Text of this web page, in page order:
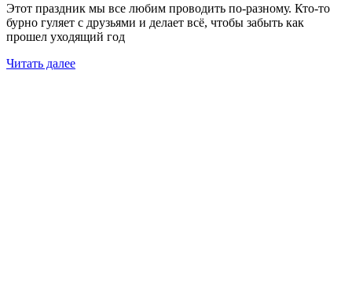
Этот праздник мы все любим проводить по-разному. Кто-то
бурно гуляет с друзьями и делает всё, чтобы забыть как
прошел уходящий год
Читать далее